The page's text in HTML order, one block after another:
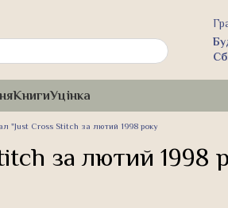
КнигиУцінка
"Just Cross Stitch за лютий 1998 року
за лютий 1998